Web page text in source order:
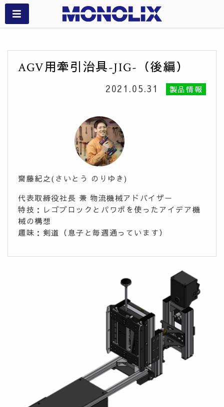
AGV用牽引治具-JIG-（後編）
2021.05.31 製品情報
齋藤紀之(さいとう のりゆき)
代表取締役社長 兼 物流機械アドバイザー
特技：レゴブロックとパワポを使ったアイデア機
械の構想
趣味：剣道（息子と毎週通っています）